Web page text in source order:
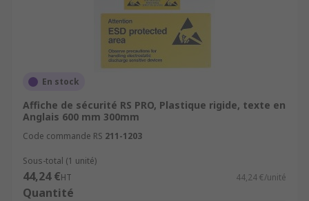
En stock
Affiche de sécurité RS PRO, Plastique rigide, texte en
Anglais 600 mm 300mm
Code commande RS 211-1203
Sous-total (1 unité)
44,24 €HT 44,24 €/unité
Quantité